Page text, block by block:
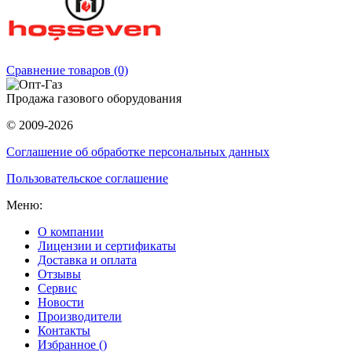
Сравнение товаров (0)
Продажа газового оборудования
© 2009-2026
Соглашение об обработке персональных данных
Пользовательское соглашение
Меню:
О компании
Лицензии и сертификаты
Доставка и оплата
Отзывы
Сервис
Новости
Производители
Контакты
Избранное ()